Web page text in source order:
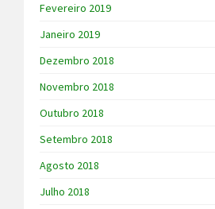
Fevereiro 2019
Janeiro 2019
Dezembro 2018
Novembro 2018
Outubro 2018
Setembro 2018
Agosto 2018
Julho 2018